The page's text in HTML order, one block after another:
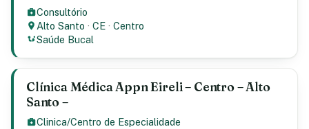
Consultório
Alto Santo ·CE ·Centro
Saúde Bucal
Clínica Médica Appn Eireli – Centro – Alto
Santo –
Clinica/Centro de Especialidade